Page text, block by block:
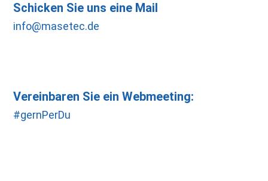
Schicken Sie uns eine Mail
info@masetec.de
Vereinbaren Sie ein Webmeeting:
#gernPerDu